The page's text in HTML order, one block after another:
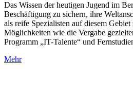
Das Wissen der heutigen Jugend im
Beschäftigung zu sichern, ihre
als reife Spezialisten auf diesem
Möglichkeiten wie die Vergabe
Programm „IT-Talente“ und
Mehr